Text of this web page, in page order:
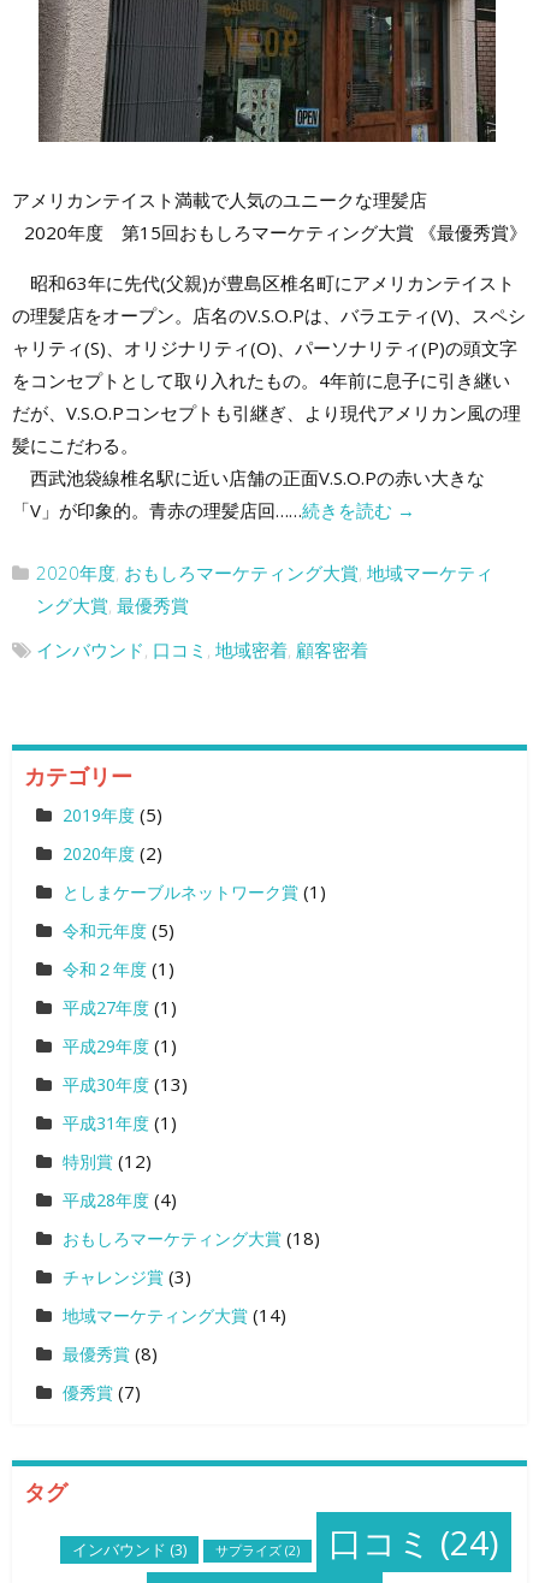
アメリカンテイスト満載で人気のユニークな理髪店
2020年度 第15回おもしろマーケティング大賞 《最優秀賞》
昭和63年に先代(父親)が豊島区椎名町にアメリカンテイスト
の理髪店をオープン。店名のV.S.O.Pは、バラエティ(V)、スペシ
ャリティ(S)、オリジナリティ(O)、パーソナリティ(P)の頭文字
をコンセプトとして取り入れたもの。4年前に息子に引き継い
だが、V.S.O.Pコンセプトも引継ぎ、より現代アメリカン風の理
髪にこだわる。
西武池袋線椎名駅に近い店舗の正面V.S.O.Pの赤い大きな
「V」が印象的。青赤の理髪店回……続きを読む →
2020年度, おもしろマーケティング大賞, 地域マーケティ
ング大賞, 最優秀賞
インバウンド, 口コミ , 地域密着, 顧客密着
カテゴリー
2019年度 (5)
2020年度 (2)
としまケーブルネットワーク賞 (1)
令和元年度 (5)
令和２年度 (1)
平成27年度 (1)
平成29年度 (1)
平成30年度 (13)
平成31年度 (1)
特別賞 (12)
平成28年度 (4)
おもしろマーケティング大賞 (18)
チャレンジ賞 (3)
地域マーケティング大賞 (14)
最優秀賞 (8)
優秀賞 (7)
タグ
インバウンド (3) サプライズ (2) 口コミ (24)